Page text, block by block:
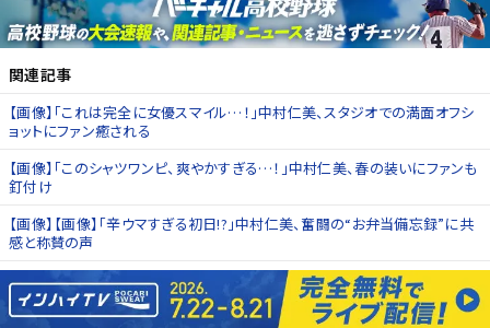
関連記事
【画像】「これは完全に女優スマイル…！」中村仁美、スタジオでの満面オフシ
ョットにファン癒される
【画像】「このシャツワンピ、爽やかすぎる…！」中村仁美、春の装いにファンも
釘付け
【画像】【画像】「辛ウマすぎる初日!?」中村仁美、奮闘の“お弁当備忘録”に共
感と称賛の声